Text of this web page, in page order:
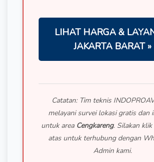
LIHAT HARGA &
JAKARTA BARAT »
Catatan: Tim teknis
melayani survei lokasi gratis dan
untuk area Cengkareng. Silakan
atas untuk terhubung dengan
Admin kami.